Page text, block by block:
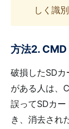
しく識
方法2.
破損したSDカ
がある人は、
誤ってSDカー
き、消去され